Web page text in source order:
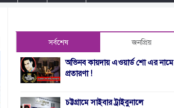
সর্বশেষ জনপ্রিয়
অভিনব কায়দায় এওয়ার্ড শো এর নামে
প্রতারণা !
চট্টগ্রামে সাইবার ট্রাইবুনালে